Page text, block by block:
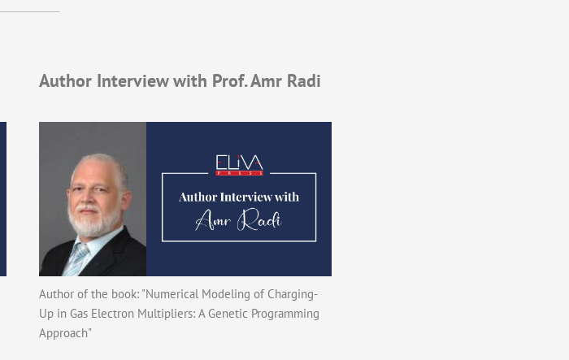
Author Interview with Prof. Amr Radi
Author of the book: "Numerical Modeling of Charging-
Up in Gas Electron Multipliers: A Genetic Programming
Approach"